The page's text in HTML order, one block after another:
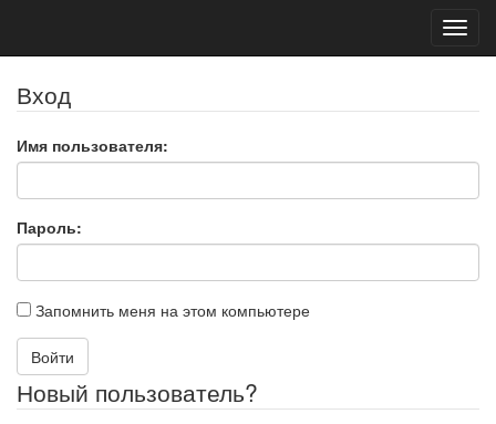
Вход
Имя пользователя:
Пароль:
Запомнить меня на этом компьютере
Войти
Новый пользователь?